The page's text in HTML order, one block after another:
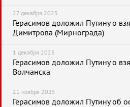
27 декабря 2025
Герасимов доложил Путину о
Димитрова (Мирнограда)
1 декабря 2025
Герасимов доложил Путину о
Волчанска
21 ноября 2025
Герасимов доложил Путину об